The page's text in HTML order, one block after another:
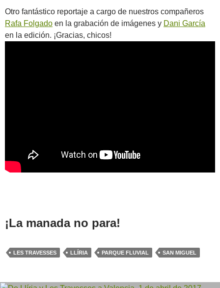
Otro fantástico reportaje a cargo de nuestros compañeros
Rafa Folgado en la grabación de imágenes y Dani García
en la edición. ¡Gracias, chicos!
¡La manada no para!
LES TRAVESSES LLÍRIA PARQUE FLUVIAL SAN MIGUEL